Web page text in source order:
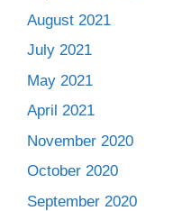
August 2021
July 2021
May 2021
April 2021
November 2020
October 2020
September 2020